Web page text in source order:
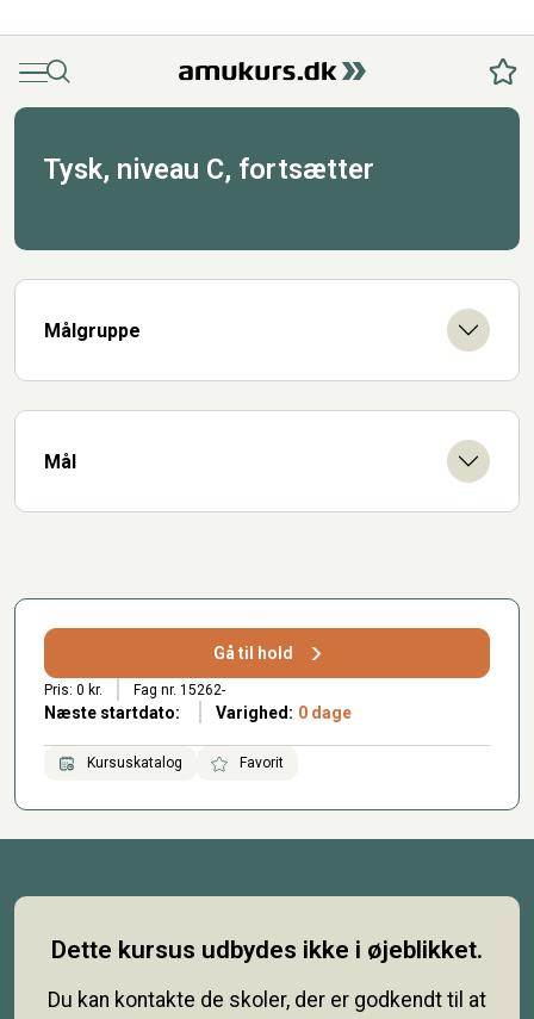
MenuSøg
Tysk, niveau C, fortsætter
Målgruppe
Mål
Gå til hold
Pris: 0 kr. Fag nr. 15262-
Næste startdato: Varighed: 0 dage
Kursuskatalog Favorit
Dette kursus udbydes ikke i øjeblikket.
Du kan kontakte de skoler, der er godkendt til at